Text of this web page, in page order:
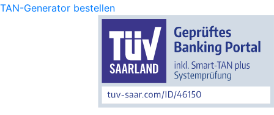
TAN-Generator bestellen